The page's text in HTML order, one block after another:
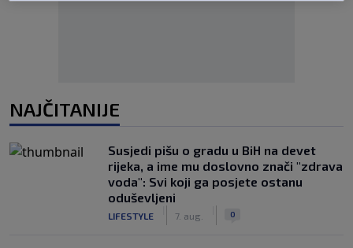
NAJČITANIJE
Susjedi pišu o gradu u BiH na devet
rijeka, a ime mu doslovno znači "zdrava
voda": Svi koji ga posjete ostanu
oduševljeni
LIFESTYLE 7. aug. 0